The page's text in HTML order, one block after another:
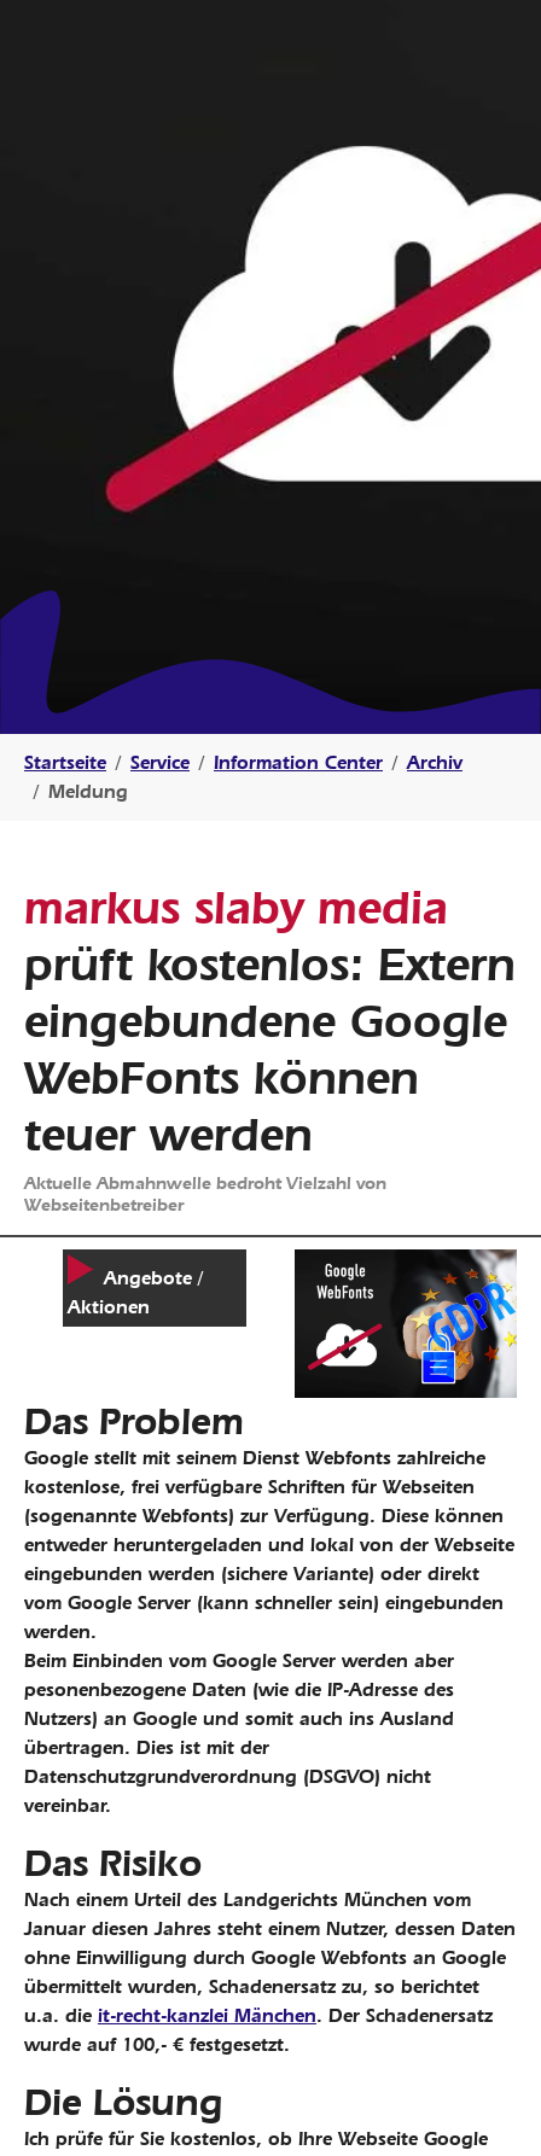
Startseite Service Information Center
Archiv
Meldung
markus slaby media
prüft kostenlos: Extern
eingebundene Google
WebFonts können
teuer werden
Aktuelle Abmahnwelle bedroht Vielzahl von
Webseitenbetreiber
Angebote /
Aktionen
Das Problem
Google stellt mit seinem Dienst Webfonts zahlreiche
kostenlose, frei verfügbare Schriften für Webseiten
(sogenannte Webfonts) zur Verfügung. Diese können
entweder heruntergeladen und lokal von der Webseite
eingebunden werden (sichere Variante) oder direkt
vom Google Server (kann schneller sein) eingebunden
werden.
Beim Einbinden vom Google Server werden aber
pesonenbezogene Daten (wie die IP-Adresse des
Nutzers) an Google und somit auch ins Ausland
übertragen. Dies ist mit der
Datenschutzgrundverordnung (DSGVO) nicht
vereinbar.
Das Risiko
Nach einem Urteil des Landgerichts München vom
Januar diesen Jahres steht einem Nutzer, dessen Daten
ohne Einwilligung durch Google Webfonts an Google
übermittelt wurden, Schadenersatz zu, so berichtet
u.a. die it-recht-kanzlei Mänchen. Der Schadenersatz
wurde auf 100,- € festgesetzt.
Die Lösung
Ich prüfe für Sie kostenlos, ob Ihre Webseite Google